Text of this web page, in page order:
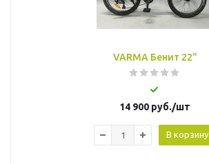
VARMA Бенит 22"
14 900 руб./шт
В корзину